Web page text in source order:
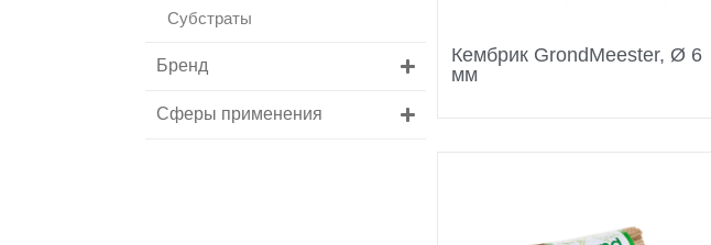
Субстраты
Бренд
Сферы применения
Кембрик GrondMeester, Ø 6
мм